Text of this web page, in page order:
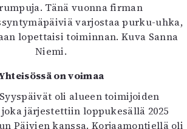
Tänä vuonna firman
varjostaa purku-uhka,
lopettaisi toiminnan. Kuva Sanna
Niemi.
on voimaa
oli alueen toimijoiden
järjestettiin loppukesällä 2025
Päivien kanssa. Korjaamontiellä oli